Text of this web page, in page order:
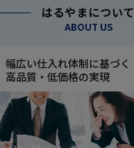
はるやまについて
ABOUT US
幅広い仕入れ体制に基づく
高品質・低価格の実現